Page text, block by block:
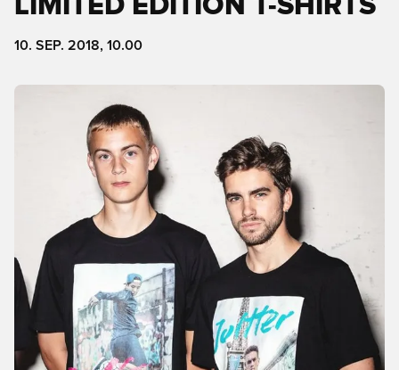
LIMITED EDITION T-SHIRTS
10. SEP. 2018, 10.00